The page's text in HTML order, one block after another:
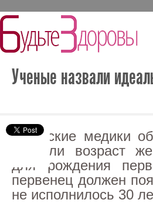
Ученые назвали
Шведские медики
назвали возраст
для рождения
первенец должен
не исполнилось 30